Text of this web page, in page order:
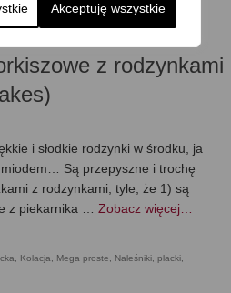
Akceptuję wszystkie
z rodzynkami
i słodkie rodzynki w środku, ja
Są przepyszne i trochę
z rodzynkami, tyle, że 1) są
z piekarnika …Zobacz więcej…
, Kolacja, Mega proste, Naleśniki, placki,